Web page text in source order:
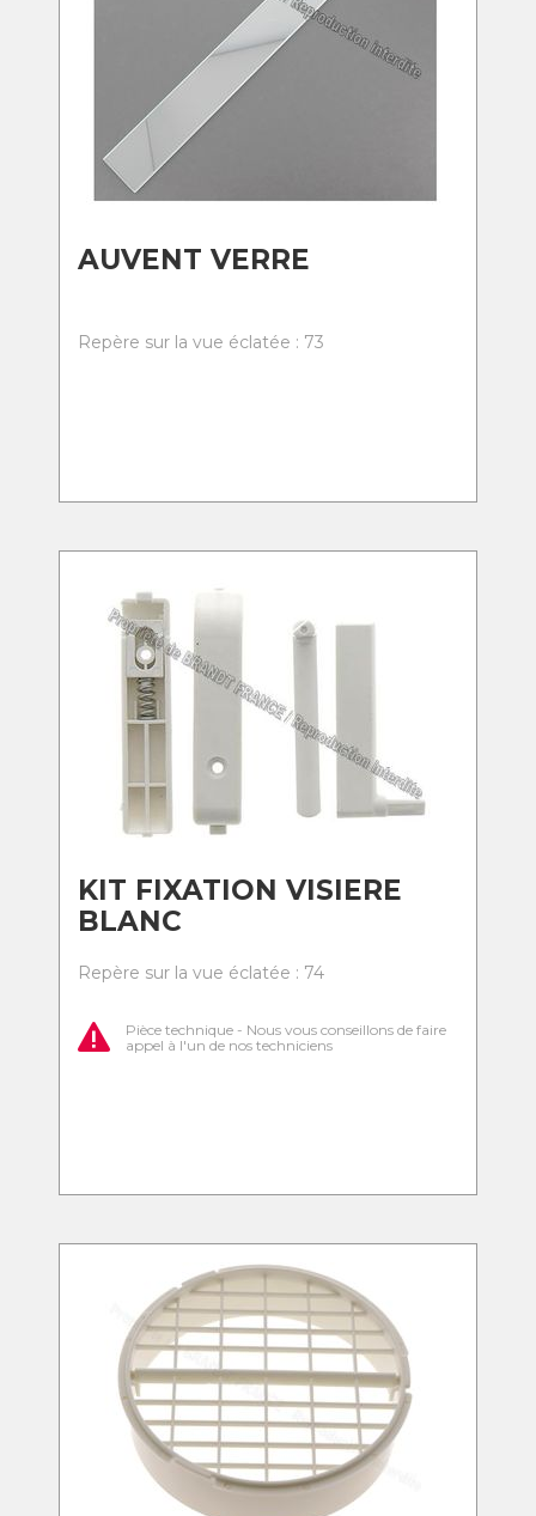
AUVENT VERRE
Repère sur la vue éclatée : 73
KIT FIXATION VISIERE
BLANC
Repère sur la vue éclatée : 74
Pièce technique - Nous vous conseillons de faire
appel à l'un de nos techniciens